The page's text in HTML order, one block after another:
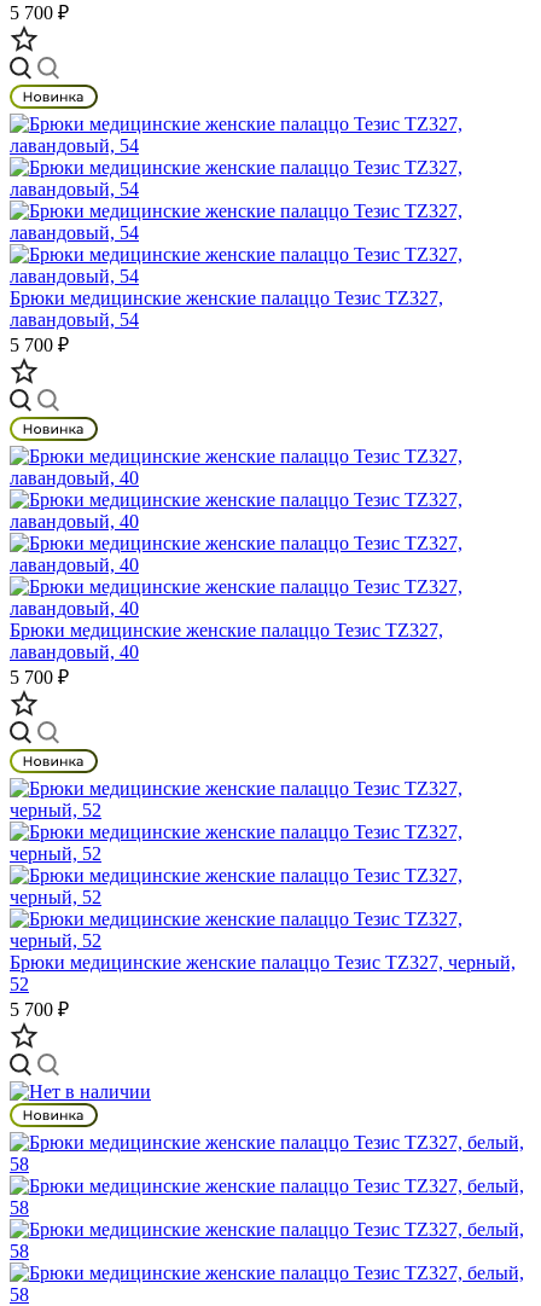
5 700 ₽
Брюки медицинские женские палаццо Тезис TZ327,
лавандовый, 54
5 700 ₽
Брюки медицинские женские палаццо Тезис TZ327,
лавандовый, 40
5 700 ₽
Брюки медицинские женские палаццо Тезис TZ327, черный,
52
5 700 ₽